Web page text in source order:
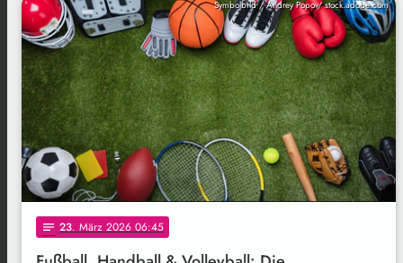
Symbolbild / Andrey Popov/ stock.adobe.com
notes 23. März 2026 06:45